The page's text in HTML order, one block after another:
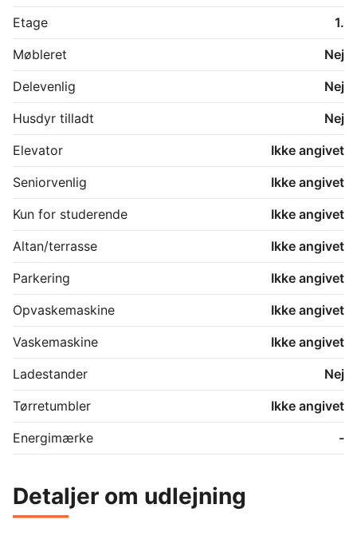
Etage
1.
Møbleret
Nej
Delevenlig
Nej
Husdyr tilladt
Nej
Elevator
Ikke angivet
Seniorvenlig
Ikke angivet
Kun for studerende
Ikke angivet
Altan/terrasse
Ikke angivet
Parkering
Ikke angivet
Opvaskemaskine
Ikke angivet
Vaskemaskine
Ikke angivet
Ladestander
Nej
Tørretumbler
Ikke angivet
Energimærke
-
Detaljer om udlejning